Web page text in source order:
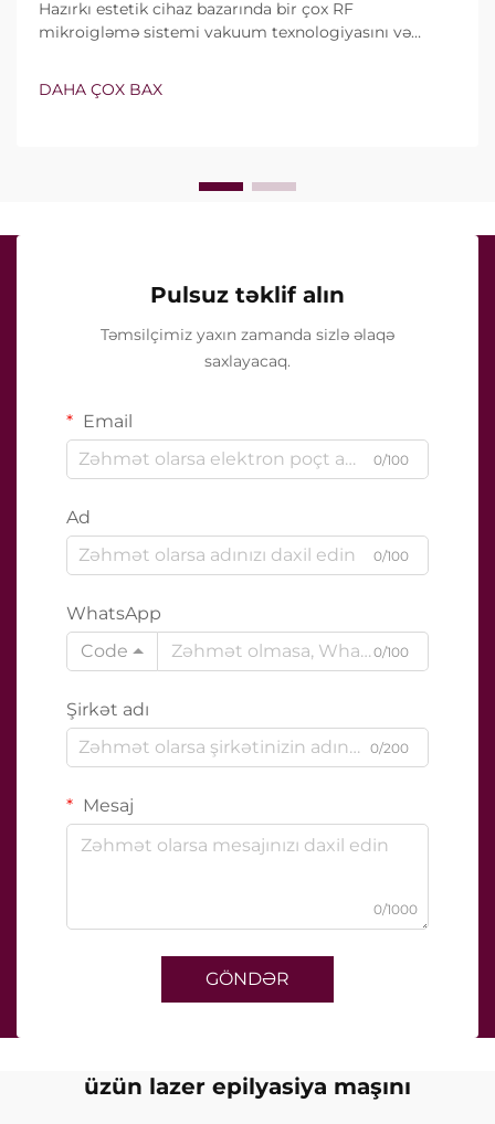
Hazırkı estetik cihaz bazarında bir çox RF
mikroigləmə sistemi vakuum texnologiyasını və
deyil, onların klinik müalicə zamanı necə dəqiq işlədiyi
DAHA ÇOX BAX
Pulsuz təklif alın
Təmsilçimiz yaxın zamanda sizlə əlaqə
saxlayacaq.
Email
0/100
Ad
0/100
WhatsApp
Code
0/100
Şirkət adı
0/200
Mesaj
0/1000
GÖNDƏR
üzün lazer epilyasiya maşını